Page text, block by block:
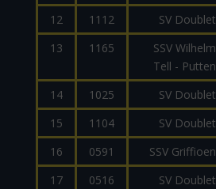
12
1112 SV Doublet
13
1165
SSV Wilhelm
Tell - Putten
14 1025 SV Doublet
15
1104 SV Doublet
16
0591 SSV Griffioen
17
0516 SV Doublet